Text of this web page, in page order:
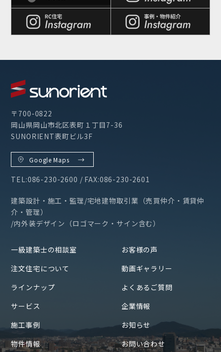
〒700-0822
岡山県岡山市北区表町１丁目7-36
SUNORIENT表町ビル3F
Google Maps
TEL:086-230-2600 / FAX:086-230-2601
建築設計・施工・監理/宅地建物取引業（売買仲介・賃貸仲
介・管理）
/内外装デザイン（ロゴマーク・サイン含む）
一級建築士の相談室
注文住宅について
ラインナップ
サービス
施工事例
物件情報
お客様の声
動画ギャラリー
よくあるご質問
企業情報
お知らせ
お問い合わせ